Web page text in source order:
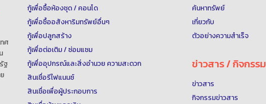
ศ
ฐ
กู้เพื่อซื้อห้องชุด / คอนโด
กู้เพื่อซื้ออสังหาริมทรัพย์อื่นๆ
กู้เพื่อปลูกสร้าง
กู้เพื่อต่อเติม / ซ่อมแซม
กู้เพื่ออุปกรณ์และสิ่งอำนวย ความสะดวก
สินเชื่อรีไฟแนนซ์
สินเชื่อเพื่อผู้ประกอบการ
ค้นหาทรัพย์
เกี่ยวกับ
ตัวอย่างความสำเร็จ
ข่าวสาร / กิจกรรม
ข่าวสาร
กิจกรรมข่าวสาร